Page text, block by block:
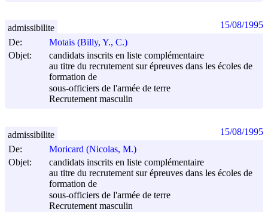
De:
Motais (Billy, Y., C.)
Objet:
candidats inscrits en liste complémentaire
au titre du recrutement sur épreuves dans les écoles de
formation de
sous-officiers de l'armée de terre
Recrutement masculin
admissibilite 15/08/1995
De:
Moricard (Nicolas, M.)
Objet:
candidats inscrits en liste complémentaire
au titre du recrutement sur épreuves dans les écoles de
formation de
sous-officiers de l'armée de terre
Recrutement masculin
admissibilite 15/08/1995